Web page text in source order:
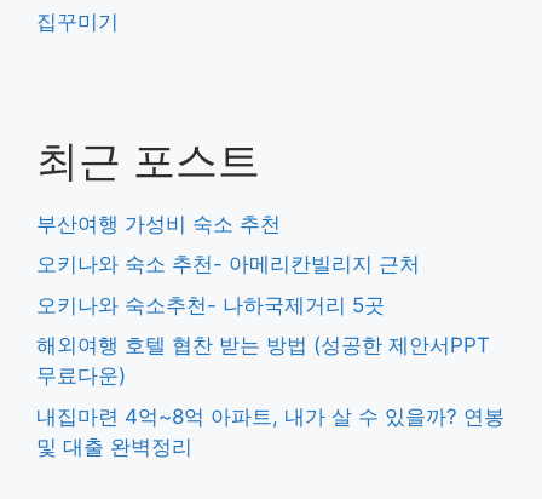
집꾸미기
최근 포스트
부산여행 가성비 숙소 추천
오키나와 숙소 추천- 아메리칸빌리지 근처
오키나와 숙소추천- 나하국제거리 5곳
해외여행 호텔 협찬 받는 방법 (성공한 제안서PPT
무료다운)
내집마련 4억~8억 아파트, 내가 살 수 있을까? 연봉
및 대출 완벽정리